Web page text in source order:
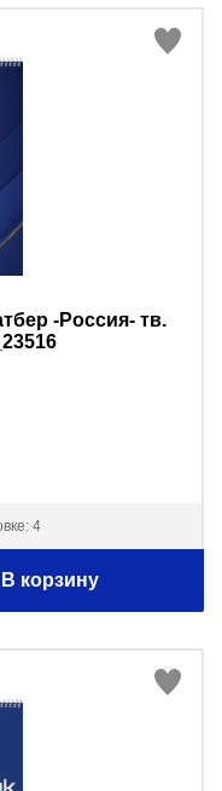
-Россия- тв.
4
В корзину